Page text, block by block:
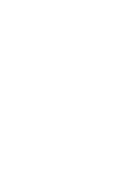
連結，點擊後皆會另開視窗。